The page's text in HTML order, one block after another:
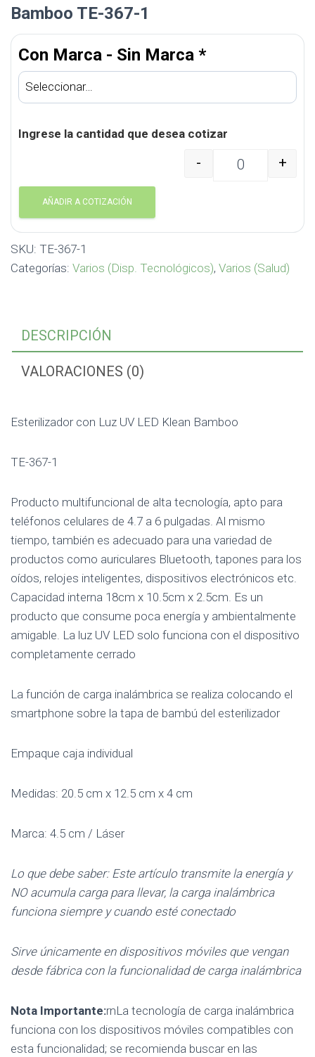
Bamboo TE-367-1
Con Marca - Sin Marca *
Ingrese la cantidad que desea cotizar
Esterilizador con Luz
- +
AÑADIR A COTIZACIÓN
SKU: TE-367-1
Categorías: Varios (Disp. Tecnológicos), Varios (Salud)
DESCRIPCIÓN
VALORACIONES (0)
Esterilizador con Luz UV LED Klean Bamboo
TE-367-1
Producto multifuncional de alta tecnología, apto para
teléfonos celulares de 4.7 a 6 pulgadas. Al mismo
tiempo, también es adecuado para una variedad de
productos como auriculares Bluetooth, tapones para los
oídos, relojes inteligentes, dispositivos electrónicos etc.
Capacidad interna 18cm x 10.5cm x 2.5cm. Es un
producto que consume poca energía y ambientalmente
amigable. La luz UV LED solo funciona con el dispositivo
completamente cerrado
La función de carga inalámbrica se realiza colocando el
smartphone sobre la tapa de bambú del esterilizador
Empaque caja individual
Medidas: 20.5 cm x 12.5 cm x 4 cm
Marca: 4.5 cm / Láser
Lo que debe saber: Este artículo transmite la energía y
NO acumula carga para llevar, la carga inalámbrica
funciona siempre y cuando esté conectado
Sirve únicamente en dispositivos móviles que vengan
desde fábrica con la funcionalidad de carga inalámbrica
Nota Importante:rnLa tecnología de carga inalámbrica
funciona con los dispositivos móviles compatibles con
esta funcionalidad; se recomienda buscar en las